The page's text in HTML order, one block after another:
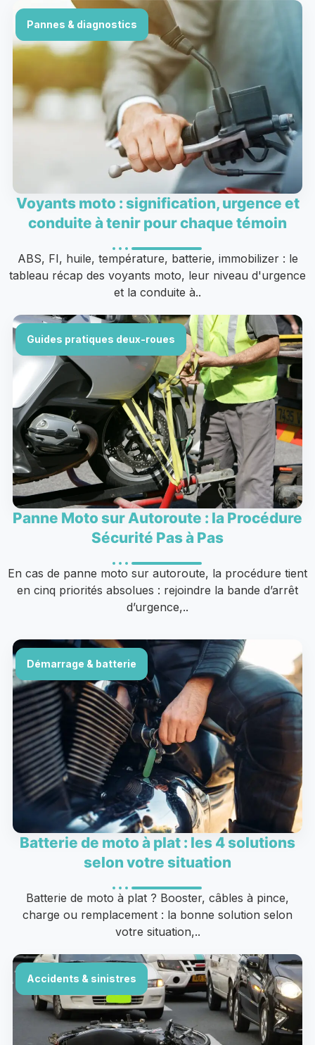
Pannes & diagnostics
Voyants moto : signification, urgence et
conduite à tenir pour chaque témoin
ABS, FI, huile, température, batterie, immobilizer : le
tableau récap des voyants moto, leur niveau d'urgence
et la conduite à..
Guides pratiques deux-roues
Panne Moto sur Autoroute : la Procédure
Sécurité Pas à Pas
En cas de panne moto sur autoroute, la procédure tient
en cinq priorités absolues : rejoindre la bande d’arrêt
d’urgence,..
Démarrage & batterie
Batterie de moto à plat : les 4 solutions
selon votre situation
Batterie de moto à plat ? Booster, câbles à pince,
charge ou remplacement : la bonne solution selon
votre situation,..
Accidents & sinistres